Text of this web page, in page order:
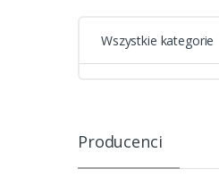
Wszystkie kategorie
Producenci